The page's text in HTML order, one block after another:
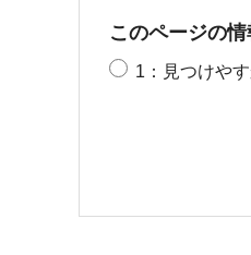
このページの
1：見つけや